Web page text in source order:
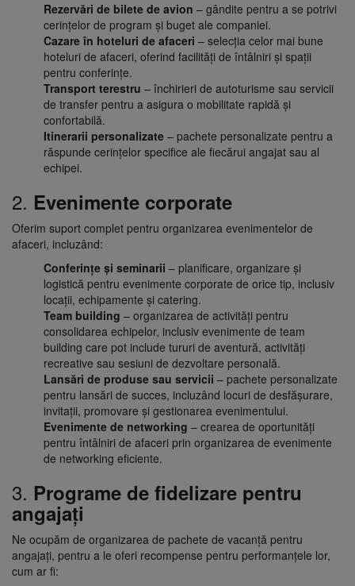
Rezervări de bilete de avion – gândite pentru a se potrivi
cerințelor de program și buget ale companiei.
Cazare în hoteluri de afaceri – selecția celor mai bune
hoteluri de afaceri, oferind facilități de întâlniri și spații
pentru conferințe.
Transport terestru – închirieri de autoturisme sau servicii
de transfer pentru a asigura o mobilitate rapidă și
confortabilă.
Itinerarii personalizate – pachete personalizate pentru a
răspunde cerințelor specifice ale fiecărui angajat sau al
echipei.
2. Evenimente corporate
Oferim suport complet pentru organizarea evenimentelor de
afaceri, incluzând:
Conferințe și seminarii – planificare, organizare și
logistică pentru evenimente corporate de orice tip, inclusiv
locații, echipamente și catering.
Team building – organizarea de activități pentru
consolidarea echipelor, inclusiv evenimente de team
building care pot include tururi de aventură, activități
recreative sau sesiuni de dezvoltare personală.
Lansări de produse sau servicii – pachete personalizate
pentru lansări de succes, incluzând locuri de desfășurare,
invitații, promovare și gestionarea evenimentului.
Evenimente de networking – crearea de oportunități
pentru întâlniri de afaceri prin organizarea de evenimente
de networking eficiente.
3. Programe de fidelizare pentru
angajați
Ne ocupăm de organizarea de pachete de vacanță pentru
angajați, pentru a le oferi recompense pentru performanțele lor,
cum ar fi: